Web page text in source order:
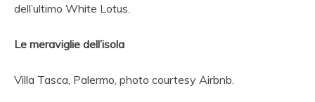
dell’ultimo White Lotus.
Le meraviglie dell’isola
Villa Tasca, Palermo, photo courtesy Airbnb.